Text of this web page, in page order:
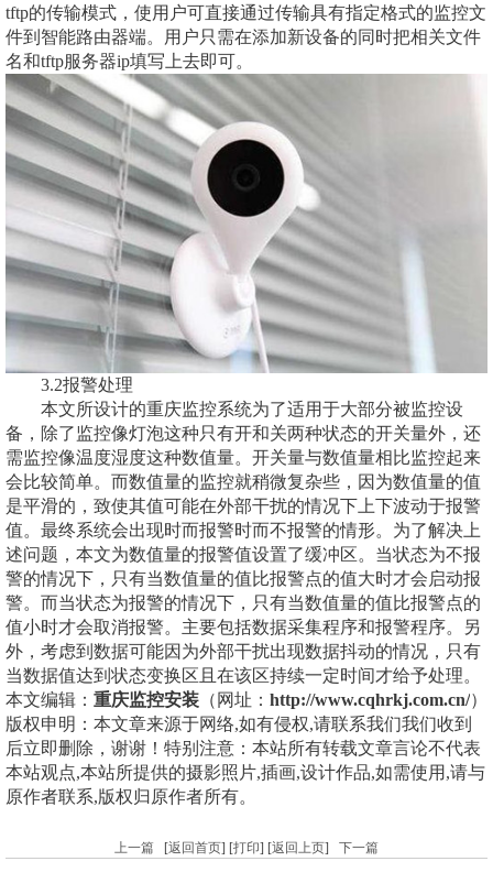
tftp的传输模式，使用户可直接通过传输具有指定格式的监控文
件到智能路由器端。用户只需在添加新设备的同时把相关文件
名和tftp服务器ip填写上去即可。
3.2报警处理
本文所设计的重庆监控系统为了适用于大部分被监控设
备，除了监控像灯泡这种只有开和关两种状态的开关量外，还
需监控像温度湿度这种数值量。开关量与数值量相比监控起来
会比较简单。而数值量的监控就稍微复杂些，因为数值量的值
是平滑的，致使其值可能在外部干扰的情况下上下波动于报警
值。最终系统会出现时而报警时而不报警的情形。为了解决上
述问题，本文为数值量的报警值设置了缓冲区。当状态为不报
警的情况下，只有当数值量的值比报警点的值大时才会启动报
警。而当状态为报警的情况下，只有当数值量的值比报警点的
值小时才会取消报警。主要包括数据采集程序和报警程序。另
外，考虑到数据可能因为外部干扰出现数据抖动的情况，只有
当数据值达到状态变换区且在该区持续一定时间才给予处理。
本文编辑： 重庆监控安装 （网址： http://www.cqhrkj.com.cn/）
版权申明：本文章来源于网络,如有侵权,请联系我们我们收到
后立即删除，谢谢！特别注意：本站所有转载文章言论不代表
本站观点,本站所提供的摄影照片,插画,设计作品,如需使用,请与
原作者联系,版权归原作者所有。
上一篇 [返回首页] [打印] [返回上页] 下一篇